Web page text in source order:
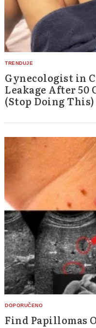
Gynecologist in
Leakage After 50
(Stop Doing This)
Find Papillomas